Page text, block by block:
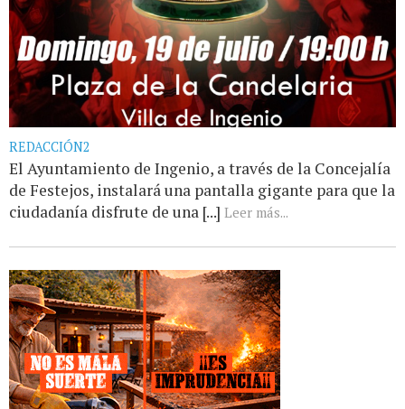
REDACCIÓN2
El Ayuntamiento de Ingenio, a través de la Concejalía
de Festejos, instalará una pantalla gigante para que la
ciudadanía disfrute de una [...] Leer más...